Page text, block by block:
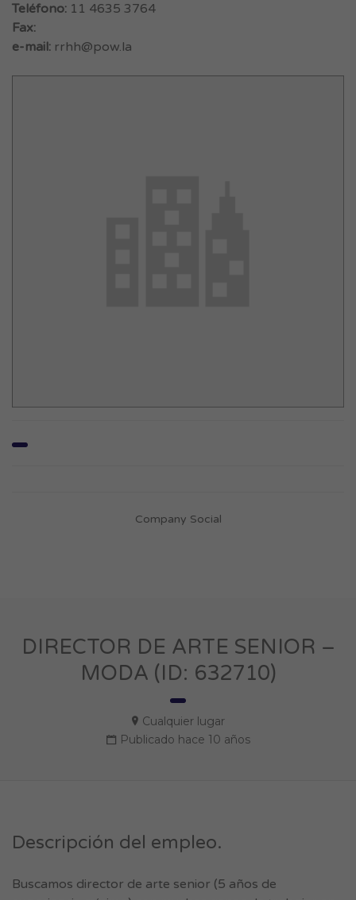
Teléfono: 11 4635 3764
Fax:
e-mail: rrhh@pow.la
Company Social
DIRECTOR DE ARTE SENIOR –
MODA (ID: 632710)
Cualquier lugar
Publicado hace 10 años
Descripción del empleo.
Buscamos director de arte senior (5 años de